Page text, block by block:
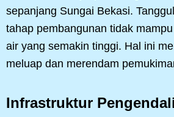
sepanjang Sungai Bekasi.
tahap pembangunan tidak
air yang semakin tinggi. Hal ini
meluap dan merendam
Infrastruktur